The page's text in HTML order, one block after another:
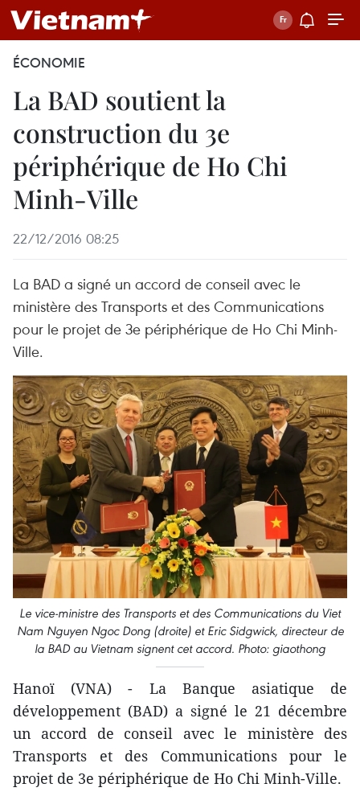
ÉCONOMIE
La BAD soutient la
construction du 3e
périphérique de Ho Chi
Minh-Ville
22/12/2016 08:25
La BAD a signé un accord de conseil avec le
ministère des Transports ​et des Communications
pour le projet de 3e périphérique de Ho Chi Minh-
Ville.
Le vice-ministre des Transports et des Communications du Viet
Nam Nguyen Ngoc Dong (droite) et Eric Sidgwick, directeur de
la BAD au Vietnam signent cet accord. Photo: giaothong
Hanoï (VNA) - La Banque asiatique de
développement (BAD) a signé ​le 21 décembre
un accord ​de ​cons​eil ​avec le ministère des
Transports ​et des Communications pour le
projet de 3e périphérique de Ho Chi Minh-Ville.